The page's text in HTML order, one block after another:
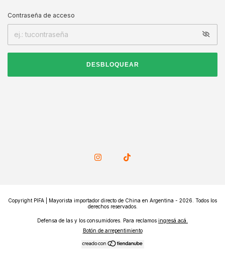
Contraseña de acceso
DESBLOQUEAR
Copyright PIFA | Mayorista importador directo de China en Argentina - 2026. Todos los
derechos reservados.
Defensa de las y los consumidores. Para reclamos ingresá acá.
Botón de arrepentimiento